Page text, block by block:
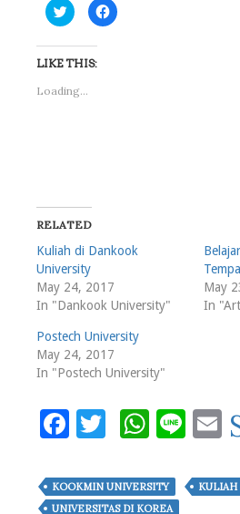
Click
to
share
(Opens
new
window)
Click
to
LIKE THIS:
Loading...
RELATED
Kuliah di Dankook
University
May 24, 2017
In "Dankook University"
May
In
Postech University
May 24, 2017
In "Postech University"
Facebook
Twitter
KOOKMIN UNIVERSITY
KULIAH
UNIVERSITAS DI KOREA